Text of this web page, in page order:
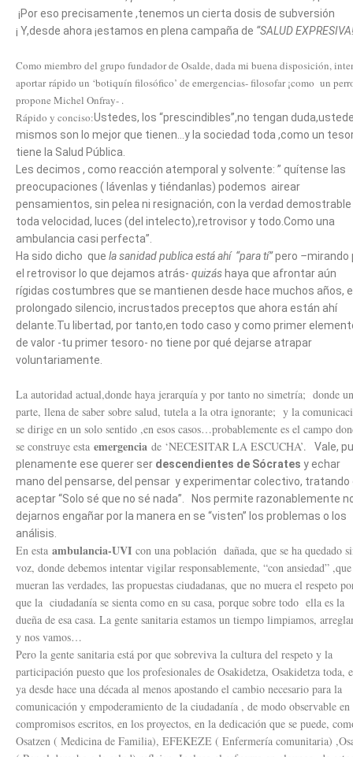
¡Por eso precisamente ,tenemos un cierta dosis de subversión
¡ Y,desde ahora ¡estamos en plena campaña de “SALUD
Como miembro del grupo fundador de Osalde, dada mi buena disposición,
aportar rápido un ‘botiquín filosófico’ de emergencias- filosofar ¡como un
propone Michel Onfray- .
Rápido y conciso:Ustedes, los “prescindibles”,no tengan
mismos son lo mejor que tienen…y la sociedad toda ,como un
tiene la Salud Pública.
Les decimos , como reacción atemporal y solvente: ” quítense las
preocupaciones ( lávenlas y tiéndanlas) podemos airear
pensamientos, sin pelea ni resignación, con la verdad demostrable
toda velocidad, luces (del intelecto),retrovisor y todo.Como una
ambulancia casi perfecta”.
Ha sido dicho que la sanidad publica está ahí “para tí”pero –mirando
el retrovisor lo que dejamos atrás- quizás haya que afrontar aún
rígidas costumbres que se mantienen desde hace muchos años,
prolongado silencio, incrustados preceptos que ahora están ahí
delante.Tu libertad, por tanto,en todo caso y como primer
de valor -tu primer tesoro- no tiene por qué dejarse atrapar
voluntariamente.
La autoridad actual,donde haya jerarquía y por tanto no simetría; donde
parte, llena de saber sobre salud, tutela a la otra ignorante; y la
se dirige en un solo sentido ,en esos casos…probablemente es el campo
se construye esta emergencia de ‘NECESITAR LA ESCUCHA’. Vale,
plenamente ese querer ser descendientes de Sócrates y echar
mano del pensarse, del pensar y experimentar colectivo, tratando
aceptar “Solo sé que no sé nada”. Nos permite razonablemente
dejarnos engañar por la manera en se “visten” los problemas o los
análisis.
En esta ambulancia-UVI con una población dañada, que se ha quedado
voz, donde debemos intentar vigilar responsablemente, “con ansiedad”
mueran las verdades, las propuestas ciudadanas, que no muera el respeto
que la ciudadanía se sienta como en su casa, porque sobre todo ella es la
dueña de esa casa. La gente sanitaria estamos un tiempo limpiamos,
y nos vamos…
Pero la gente sanitaria está por que sobreviva la cultura del respeto y la
participación puesto que los profesionales de Osakidetza, Osakidetza toda,
ya desde hace una década al menos apostando el cambio necesario para la
comunicación y empoderamiento de la ciudadanía , de modo observable en
compromisos escritos, en los proyectos, en la dedicación que se puede,
Osatzen ( Medicina de Familia), EFEKEZE ( Enfermería comunitaria)